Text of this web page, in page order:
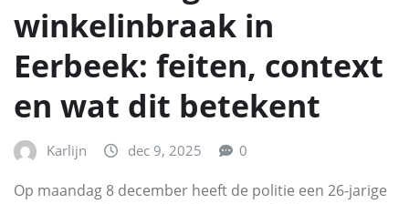
winkelinbraak in
Eerbeek: feiten, context
en wat dit betekent
Karlijn dec 9, 2025 0
Op maandag 8 december heeft de politie een 26-jarige